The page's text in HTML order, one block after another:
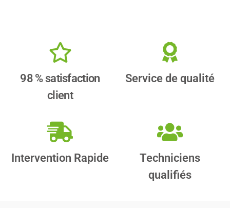
98 % satisfaction
client
Service de qualité
Intervention Rapide
Techniciens
qualifiés